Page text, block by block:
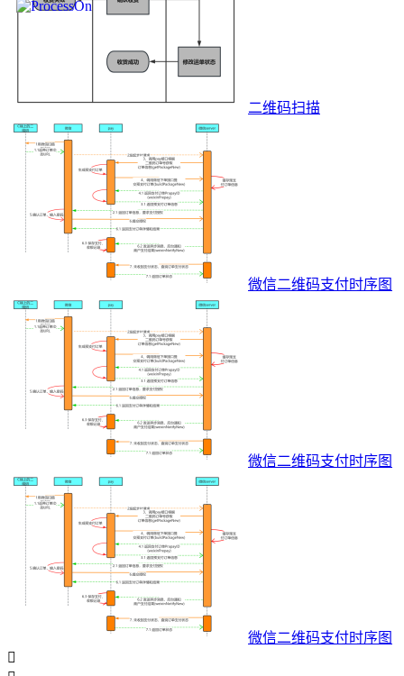
二维码扫描
微信二维码支付时序图
微信二维码支付时序图
微信二维码支付时序图
